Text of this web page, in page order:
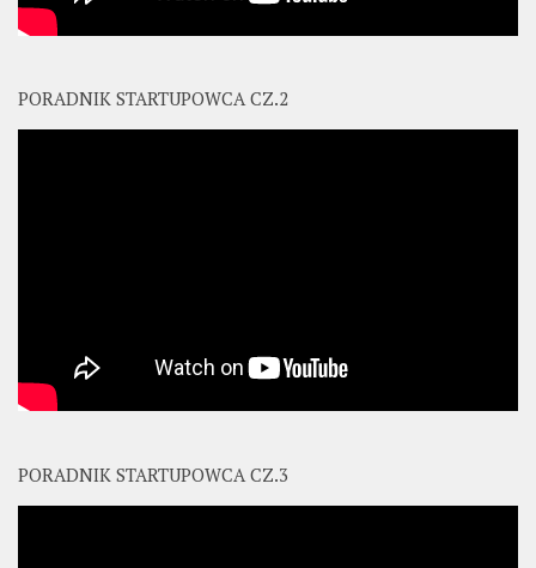
PORADNIK STARTUPOWCA CZ.2
PORADNIK STARTUPOWCA CZ.3